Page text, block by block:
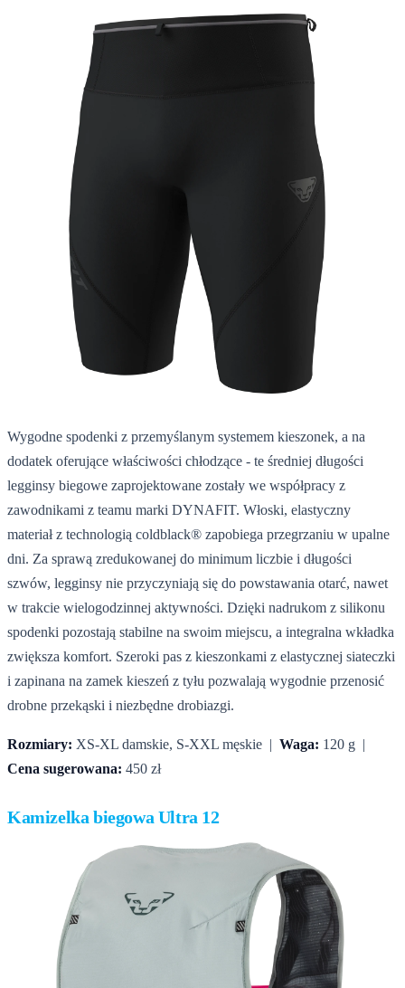
Wygodne spodenki z przemyślanym systemem kieszonek, a na
dodatek oferujące właściwości chłodzące - te średniej długości
legginsy biegowe zaprojektowane zostały we współpracy z
zawodnikami z teamu marki DYNAFIT. Włoski, elastyczny
materiał z technologią coldblack® zapobiega przegrzaniu w upalne
dni. Za sprawą zredukowanej do minimum liczbie i długości
szwów, legginsy nie przyczyniają się do powstawania otarć, nawet
w trakcie wielogodzinnej aktywności. Dzięki nadrukom z silikonu
spodenki pozostają stabilne na swoim miejscu, a integralna wkładka
zwiększa komfort. Szeroki pas z kieszonkami z elastycznej siateczki
i zapinana na zamek kieszeń z tyłu pozwalają wygodnie przenosić
drobne przekąski i niezbędne drobiazgi.
Rozmiary: XS-XL damskie, S-XXL męskie | Waga: 120 g |
Cena sugerowana: 450 zł
Kamizelka biegowa Ultra 12